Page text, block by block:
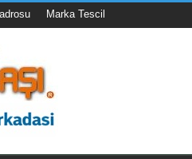
Marka Tescil